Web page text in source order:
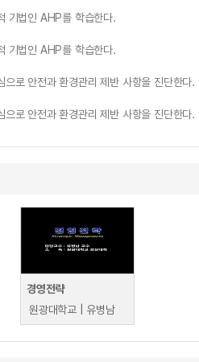
기법인 AHP를 학습한다.
기법인 AHP를 학습한다.
으로 안전과 환경관리 제반 사항을 진단한다.
으로 안전과 환경관리 제반 사항을 진단한다.
경영전략
원광대학교 | 유병남